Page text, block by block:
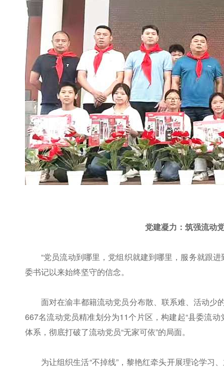
党建凝力：筑强流动
“党员流动到哪里，党组织就建到哪里，服务就跟
委书记以来始终坚守的信念。
面对在渝丰都籍流动党员分布散、联系难、活动少
667名流动党员精准划分为11个片区，构建起“县委流
体系，彻底打破了流动党员“无家可依”的局面。
为让组织生活“不掉线”，黎艳红牵头开展理论学习